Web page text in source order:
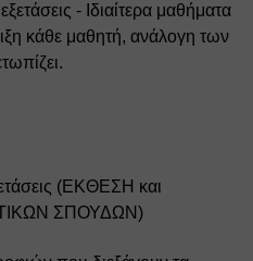
- Ιδιαίτερα μαθήματα
κάθε μαθητή, ανάλογη των
(ΕΚΘΕΣΗ και
ΣΠΟΥΔΩΝ)